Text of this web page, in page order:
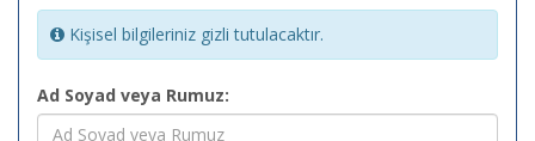
Kişisel bilgileriniz gizli tutulacaktır.
Ad Soyad veya Rumuz: